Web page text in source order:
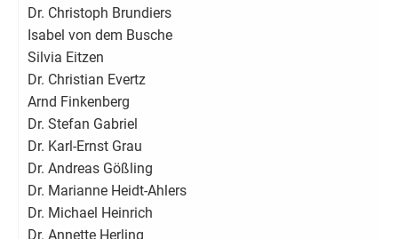
Dr. Christoph Brundiers
Isabel von dem Busche
Silvia Eitzen
Dr. Christian Evertz
Arnd Finkenberg
Dr. Stefan Gabriel
Dr. Karl-Ernst Grau
Dr. Andreas Gößling
Dr. Marianne Heidt-Ahlers
Dr. Michael Heinrich
Dr. Annette Herling